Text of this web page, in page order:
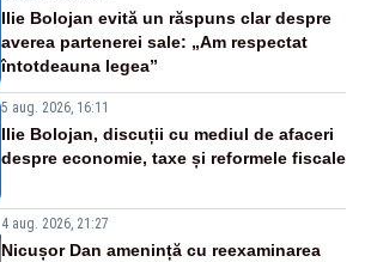
Ilie Bolojan evită un răspuns clar despre
averea partenerei sale: „Am respectat
întotdeauna legea”
5 aug. 2026, 16:11
Ilie Bolojan, discuții cu mediul de afaceri
despre economie, taxe și reformele fiscale
4 aug. 2026, 21:27
Nicușor Dan amenință cu reexaminarea